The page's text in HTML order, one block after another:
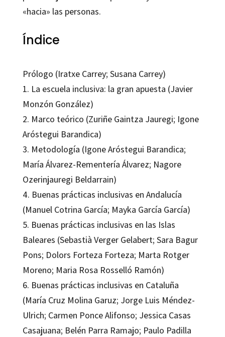
«hacia» las personas.
Índice
Prólogo (Iratxe Carrey; Susana Carrey)
1. La escuela inclusiva: la gran apuesta (Javier
Monzón González)
2. Marco teórico (Zuriñe Gaintza Jauregi; Igone
Aróstegui Barandica)
3. Metodología (Igone Aróstegui Barandica;
María Álvarez-Rementería Álvarez; Nagore
Ozerinjauregi Beldarrain)
4. Buenas prácticas inclusivas en Andalucía
(Manuel Cotrina García; Mayka García García)
5. Buenas prácticas inclusivas en las Islas
Baleares (Sebastià Verger Gelabert; Sara Bagur
Pons; Dolors Forteza Forteza; Marta Rotger
Moreno; Maria Rosa Rosselló Ramón)
6. Buenas prácticas inclusivas en Cataluña
(María Cruz Molina Garuz; Jorge Luis Méndez-
Ulrich; Carmen Ponce Alifonso; Jessica Casas
Casajuana; Belén Parra Ramajo; Paulo Padilla